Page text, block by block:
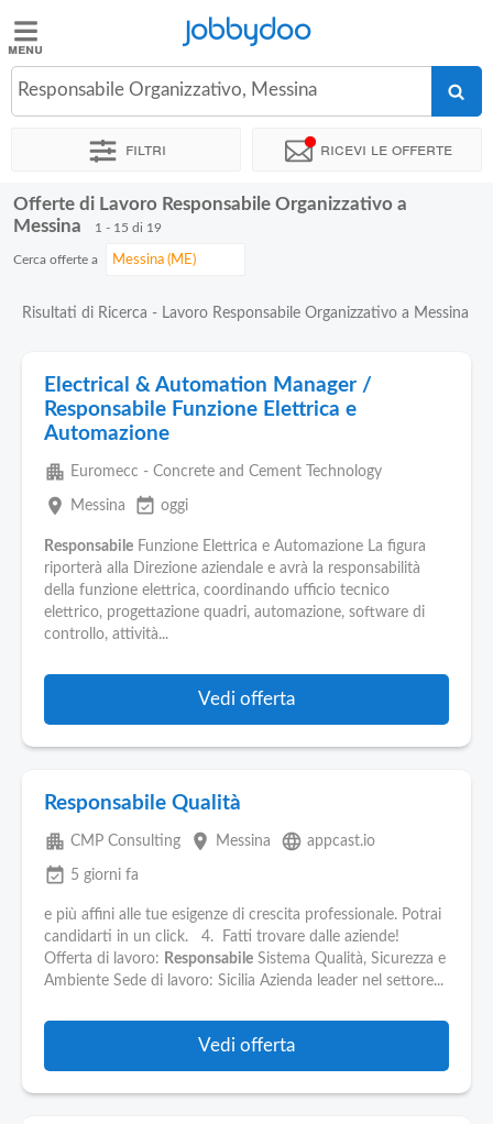
Jobbydoo
Offerte
Stipendi
professioni
Blog
Pubblica
Offerte
Area
Aziende
Jobbydoo
Responsabile Organizzativo, Messina
Filtri Ricevi le offerte
Offerte di Lavoro Responsabile Organizzativo a
Messina
1 - 15 di 19
Cerca offerte a
Risultati di Ricerca - Lavoro Responsabile Organizzativo a Messina
Electrical & Automation Manager /
Responsabile Funzione Elettrica e
Automazione
apartment Euromecc - Concrete and Cement Technology
place Messina event_available oggi
Responsabile Funzione Elettrica e Automazione La figura
riporterà alla Direzione aziendale e avrà la responsabilità
della funzione elettrica, coordinando ufficio tecnico
elettrico, progettazione quadri, automazione, software di
controllo, attività...
Vedi offerta
Responsabile Qualità
apartment CMP Consulting place Messina language appcast.io
event_available 5 giorni fa
e più affini alle tue esigenze di crescita professionale. Potrai
candidarti in un click. 4. Fatti trovare dalle aziende!
Offerta di lavoro: Responsabile Sistema Qualità, Sicurezza e
Ambiente Sede di lavoro: Sicilia Azienda leader nel settore...
Vedi offerta